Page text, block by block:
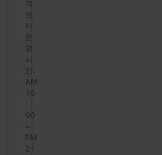
객
센
터
운
영
시
간:
AM
10
:
00
~
PM
21